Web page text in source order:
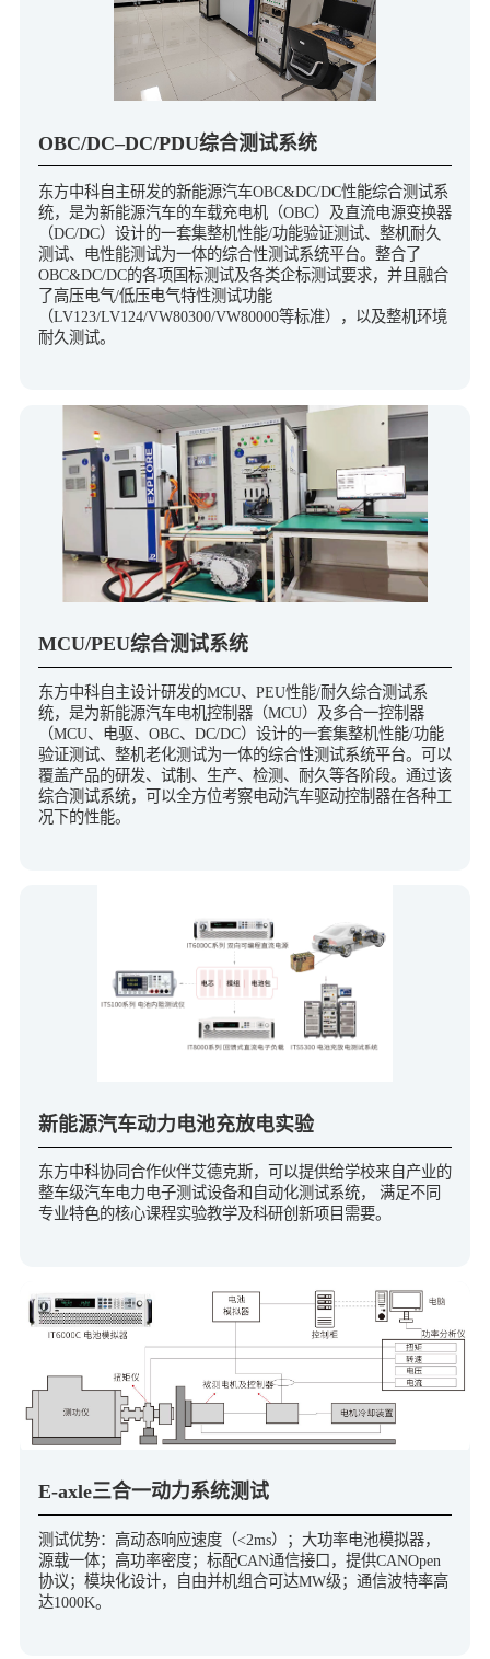
OBC/DC‒DC/PDU综合测试系统
东方中科自主研发的新能源汽车OBC&DC/DC性能综合测试系
统，是为新能源汽车的车载充电机（OBC）及直流电源变换器
（DC/DC）设计的一套集整机性能/功能验证测试、整机耐久
测试、电性能测试为一体的综合性测试系统平台。整合了
OBC&DC/DC的各项国标测试及各类企标测试要求，并且融合
了高压电气/低压电气特性测试功能
（LV123/LV124/VW80300/VW80000等标准），以及整机环境
耐久测试。
MCU/PEU综合测试系统
东方中科自主设计研发的MCU、PEU性能/耐久综合测试系
统，是为新能源汽车电机控制器（MCU）及多合一控制器
（MCU、电驱、OBC、DC/DC）设计的一套集整机性能/功能
验证测试、整机老化测试为一体的综合性测试系统平台。可以
覆盖产品的研发、试制、生产、检测、耐久等各阶段。通过该
综合测试系统，可以全方位考察电动汽车驱动控制器在各种工
况下的性能。
新能源汽车动力电池充放电实验
东方中科协同合作伙伴艾德克斯，可以提供给学校来自产业的
整车级汽车电力电子测试设备和自动化测试系统， 满足不同
专业特色的核心课程实验教学及科研创新项目需要。
E-axle三合一动力系统测试
测试优势：高动态响应速度（<2ms）；大功率电池模拟器，
源载一体；高功率密度；标配CAN通信接口，提供CANOpen
协议；模块化设计，自由并机组合可达MW级；通信波特率高
达1000K。